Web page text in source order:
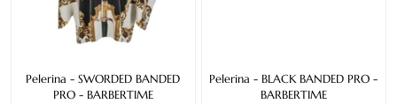
Pelerina - SWORDED BANDED
PRO - BARBERTIME
Pelerina - BLACK BANDED PRO -
BARBERTIME